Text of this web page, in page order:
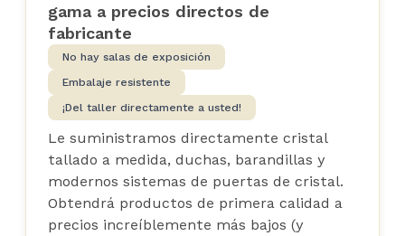
gama a precios directos de
fabricante
No hay salas de exposición
Embalaje resistente
¡Del taller directamente a usted!
Le suministramos directamente cristal
tallado a medida, duchas, barandillas y
modernos sistemas de puertas de cristal.
Obtendrá productos de primera calidad a
precios increíblemente más bajos (y